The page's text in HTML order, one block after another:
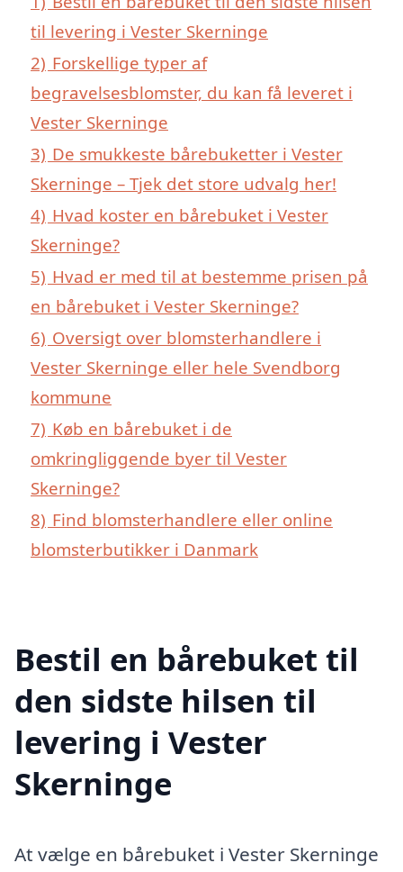
til levering i Vester Skerninge
2) Forskellige typer af
begravelsesblomster, du kan få leveret i
Vester Skerninge
3) De smukkeste bårebuketter i Vester
Skerninge – Tjek det store udvalg her!
4) Hvad koster en bårebuket i Vester
Skerninge?
5) Hvad er med til at bestemme prisen på
en bårebuket i Vester Skerninge?
6) Oversigt over blomsterhandlere i
Vester Skerninge eller hele Svendborg
kommune
7) Køb en bårebuket i de
omkringliggende byer til Vester
Skerninge?
8) Find blomsterhandlere eller online
blomsterbutikker i Danmark
Bestil en bårebuket til
den sidste hilsen til
levering i Vester
Skerninge
At vælge en bårebuket i Vester Skerninge